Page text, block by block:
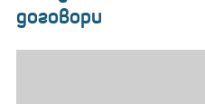
договори